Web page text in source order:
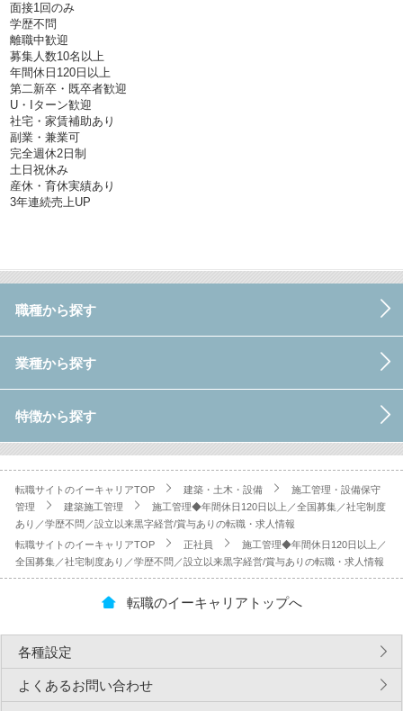
面接1回のみ
学歴不問
離職中歓迎
募集人数10名以上
年間休日120日以上
第二新卒・既卒者歓迎
U・Iターン歓迎
社宅・家賃補助あり
副業・兼業可
完全週休2日制
土日祝休み
産休・育休実績あり
3年連続売上UP
職種から探す
業種から探す
特徴から探す
転職サイトのイーキャリアTOP 建築・土木・設備
施工管理・設備保守
管理
建築施工管理
施工管理◆年間休日120日以上／全国募集／社宅制度
あり／学歴不問／設立以来黒字経営/賞与ありの転職・求人情報
転職サイトのイーキャリアTOP
正社員
施工管理◆年間休日120日以上／
全国募集／社宅制度あり／学歴不問／設立以来黒字経営/賞与ありの転職・求人情報
転職のイーキャリアトップへ
各種設定
よくあるお問い合わせ